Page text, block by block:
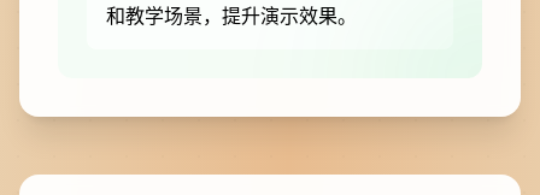
和教学场景，提升演示效果。